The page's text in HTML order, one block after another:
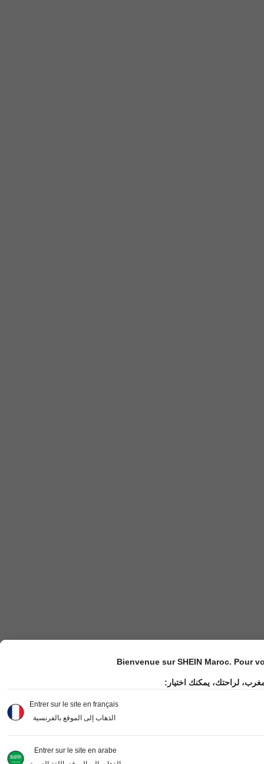
Bienvenue sur SHEIN Maroc. Pour
لراحتك، يمكنك اختيار:
Entrer sur le site en français
الذهاب إلى الموقع بالفرنسية
Entrer sur le site en arabe